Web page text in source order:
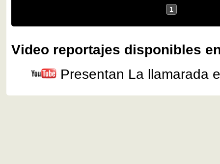
1
Video reportajes disponibles
Presentan La llamarada